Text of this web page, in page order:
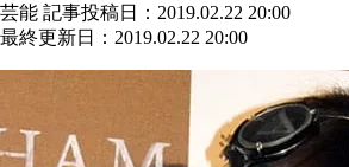
芸能 記事投稿日：2019.02.22 20:00
最終更新日：2019.02.22 20:00